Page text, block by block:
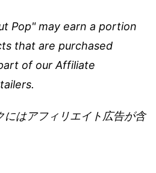
Pop" may earn a portion
that are purchased
of our Affiliate
にはアフィリエイト広告が含